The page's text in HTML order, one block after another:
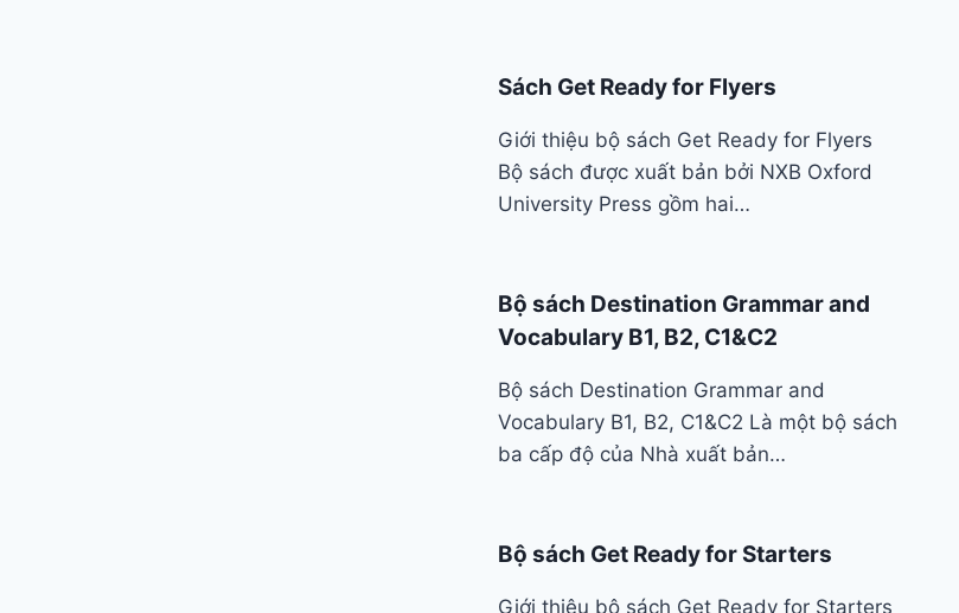
Sách Get Ready for Flyers
Giới thiệu bộ sách Get Ready for Flyers
Bộ sách được xuất bản bởi NXB Oxford
University Press gồm hai…
Bộ sách Destination Grammar and
Vocabulary B1, B2, C1&C2
Bộ sách Destination Grammar and
Vocabulary B1, B2, C1&C2 Là một bộ sách
ba cấp độ của Nhà xuất bản…
Bộ sách Get Ready for Starters
Giới thiệu bộ sách Get Ready for Starters